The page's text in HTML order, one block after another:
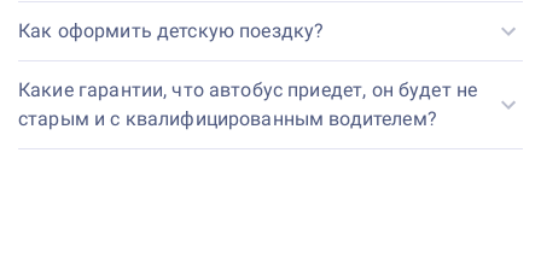
Как оформить детскую поездку?
Какие гарантии, что автобус приедет, он будет не
старым и с квалифицированным водителем?